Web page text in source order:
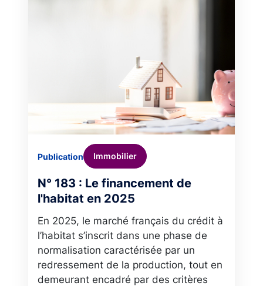
N° 183 : Le financement de
l'habitat en 2025
Publication Immobilier
En 2025, le marché français du crédit à
l’habitat s’inscrit dans une phase de
normalisation caractérisée par un
redressement de la production, tout en
demeurant encadré par des critères